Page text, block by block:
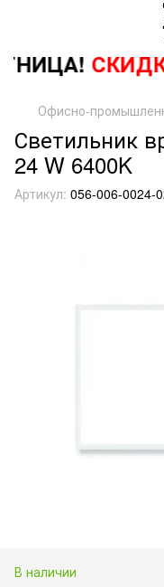
Офисно-
Светильник
24 W 6400K
Артикул: 056-006-0024-
В наличии